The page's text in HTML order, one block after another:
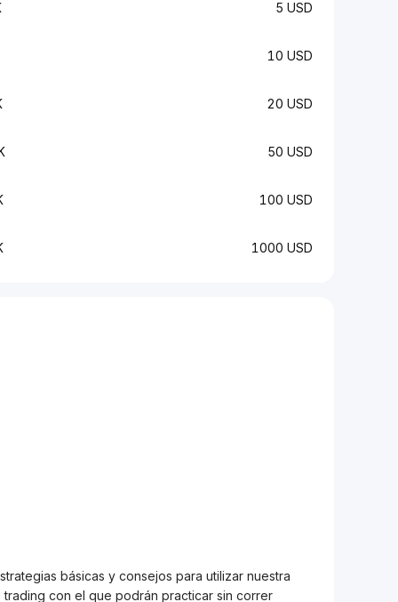
5 USD
10 USD
20 USD
50 USD
100 USD
1000 USD
básicas y consejos para utilizar nuestra
con el que podrán practicar sin correr